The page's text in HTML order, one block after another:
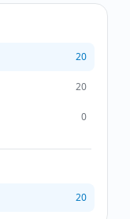
20
20
0
20